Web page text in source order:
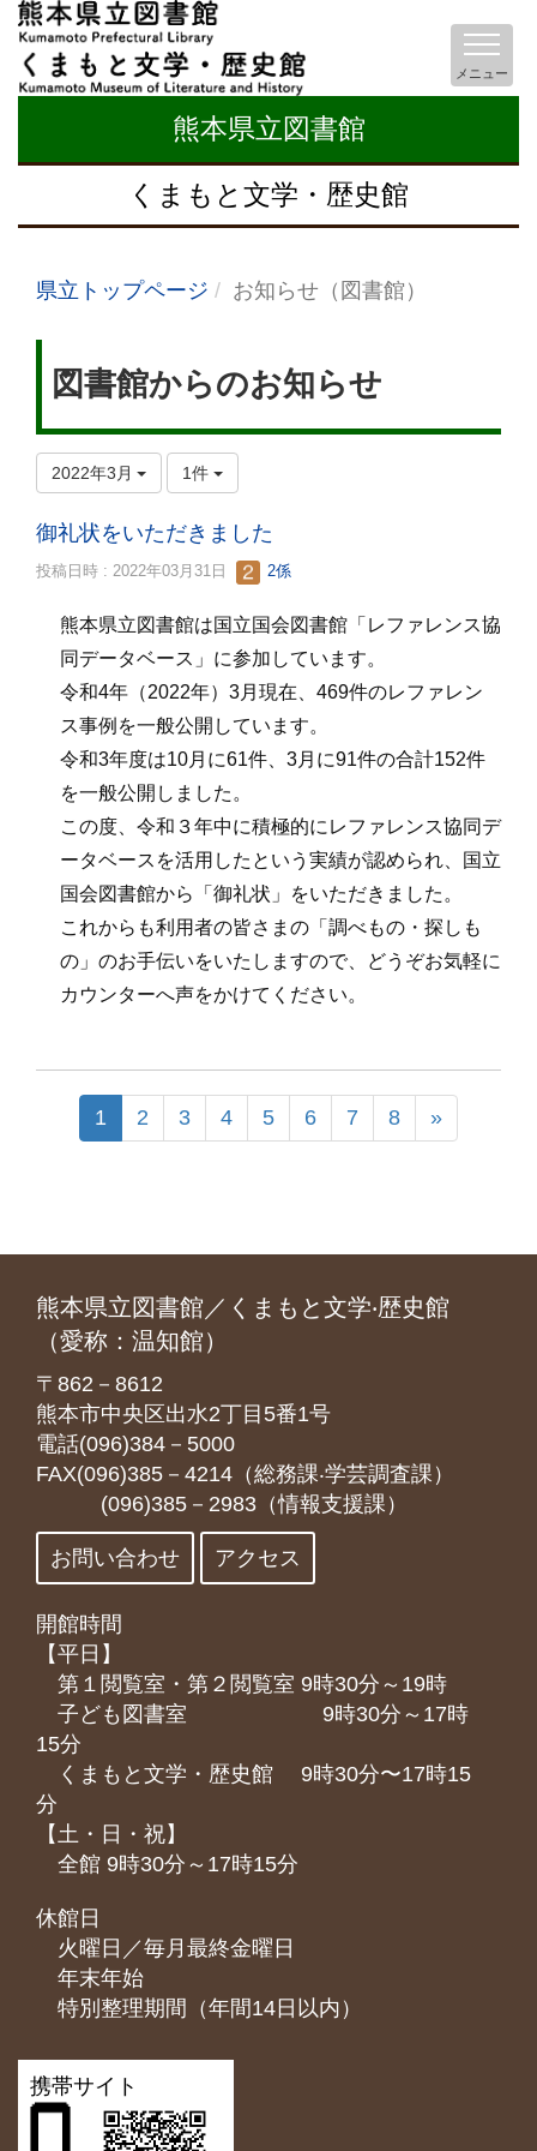
熊本県立図書館
くまもと文学・歴史館
メニュー
県立トップページ お知らせ（図書館）
図書館からのお知らせ
2022年3月 1件
御礼状をいただきました
投稿日時 : 2022年03月31日 2係
熊本県立図書館は国立国会図書館「レファレンス協
同データベース」に参加しています。
令和4年（2022年）3月現在、469件のレファレン
ス事例を一般公開しています。
令和3年度は10月に61件、3月に91件の合計152件
を一般公開しました。
この度、令和３年中に積極的にレファレンス協同デ
ータベースを活用したという実績が認められ、国立
国会図書館から「御礼状」をいただきました。
これからも利用者の皆さまの「調べもの・探しも
の」のお手伝いをいたしますので、どうぞお気軽に
カウンターへ声をかけてください。
1 2 3 4 5 6 7 8 »
熊本県立図書館／くまもと文学‧歴史館
（愛称：温知館）
〒862－8612
熊本市中央区出水2丁目5番1号
電話(096)384－5000
FAX(096)385－4214（総務課‧学芸調査課）
(096)385－2983（情報支援課）
お問い合わせ アクセス
開館時間
【平日】
第１閲覧室・第２閲覧室 9時30分～19時
子ども図書室 9時30分～17時
15分
くまもと⽂学・歴史館 9時30分〜17時15
分
【土・日・祝】
全館 9時30分～17時15分
休館日
火曜日／毎月最終金曜日
年末年始
特別整理期間（年間14日以内）
携帯サイト